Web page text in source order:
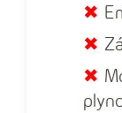
✖
✖
✖